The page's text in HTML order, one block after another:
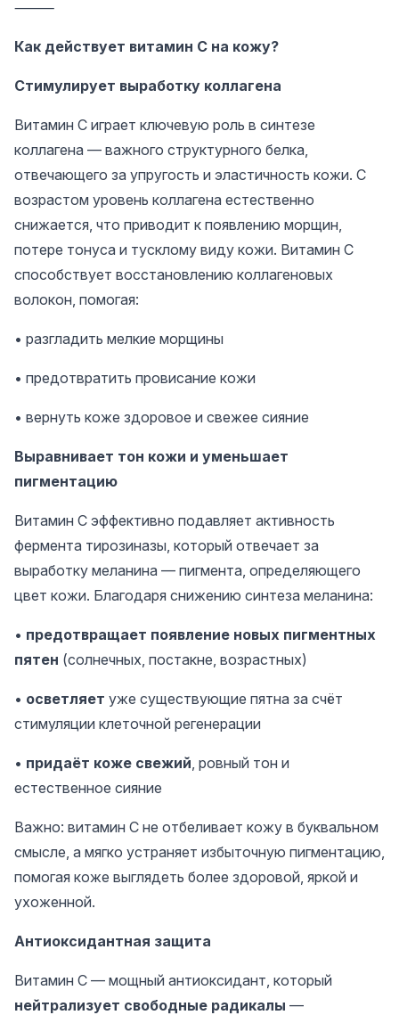
⸻
Как действует витамин C на кожу?
Стимулирует выработку коллагена
Витамин C играет ключевую роль в синтезе
коллагена — важного структурного белка,
отвечающего за упругость и эластичность кожи. С
возрастом уровень коллагена естественно
снижается, что приводит к появлению морщин,
потере тонуса и тусклому виду кожи. Витамин C
способствует восстановлению коллагеновых
волокон, помогая:
• разгладить мелкие морщины
• предотвратить провисание кожи
• вернуть коже здоровое и свежее сияние
Выравнивает тон кожи и уменьшает
пигментацию
Витамин C эффективно подавляет активность
фермента тирозиназы, который отвечает за
выработку меланина — пигмента, определяющего
цвет кожи. Благодаря снижению синтеза меланина:
• предотвращает появление новых пигментных
пятен (солнечных, постакне, возрастных)
• осветляет уже существующие пятна за счёт
стимуляции клеточной регенерации
• придаёт коже свежий, ровный тон и
естественное сияние
Важно: витамин C не отбеливает кожу в буквальном
смысле, а мягко устраняет избыточную пигментацию,
помогая коже выглядеть более здоровой, яркой и
ухоженной.
Антиоксидантная защита
Витамин C — мощный антиоксидант, который
нейтрализует свободные радикалы —